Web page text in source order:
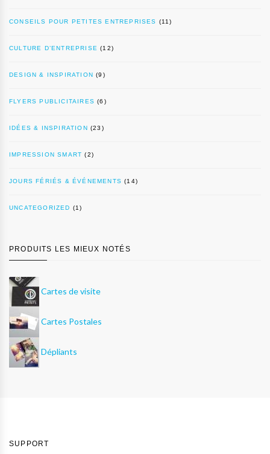
CONSEILS POUR PETITES ENTREPRISES (11)
CULTURE D’ENTREPRISE (12)
DESIGN & INSPIRATION (9)
FLYERS PUBLICITAIRES (6)
IDÉES & INSPIRATION (23)
IMPRESSION SMART (2)
JOURS FÉRIÉS & ÉVÉNEMENTS (14)
UNCATEGORIZED (1)
PRODUITS LES MIEUX NOTÉS
Cartes de visite
Cartes Postales
Dépliants
SUPPORT